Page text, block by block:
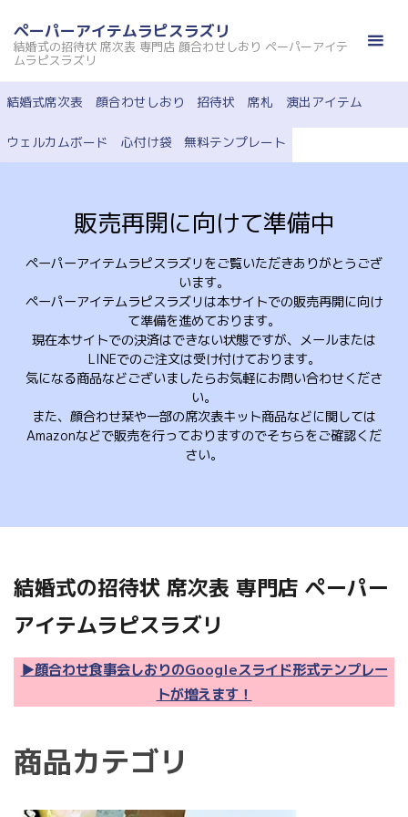
ン
ツ
へ
ス
ペーパーアイテムラピスラズリ
結婚式の招待状 席次表 専門店 顔合わせしおり ペーパーアイテ
ムラピスラズリ
結婚式席次表 顔合わせしおり 招待状 席札 演出アイテム
ウェルカムボード 心付け袋 無料テンプレート
販売再開に向けて準備中
ペーパーアイテムラピスラズリをご覧いただきありがとうござ
います。
ペーパーアイテムラピスラズリは本サイトでの販売再開に向け
て準備を進めております。
現在本サイトでの決済はできない状態ですが、メールまたは
LINEでのご注文は受け付けております。
気になる商品などございましたらお気軽にお問い合わせくださ
い。
また、顔合わせ栞や一部の席次表キット商品などに関しては
Amazonなどで販売を行っておりますのでそちらをご確認くだ
さい。
結婚式の招待状 席次表 専門店 ペーパー
アイテムラピスラズリ
▶顔合わせ食事会しおりのGoogleスライド形式テンプレー
トが増えます！
商品カテゴリ